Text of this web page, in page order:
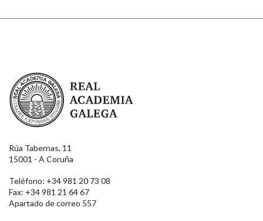
Real Academia Galega
Rúa Tabernas, 11
15001 - A Coruña
Teléfono: +34 981 20 73 08
Fax: +34 981 21 64 67
Apartado de correo 557